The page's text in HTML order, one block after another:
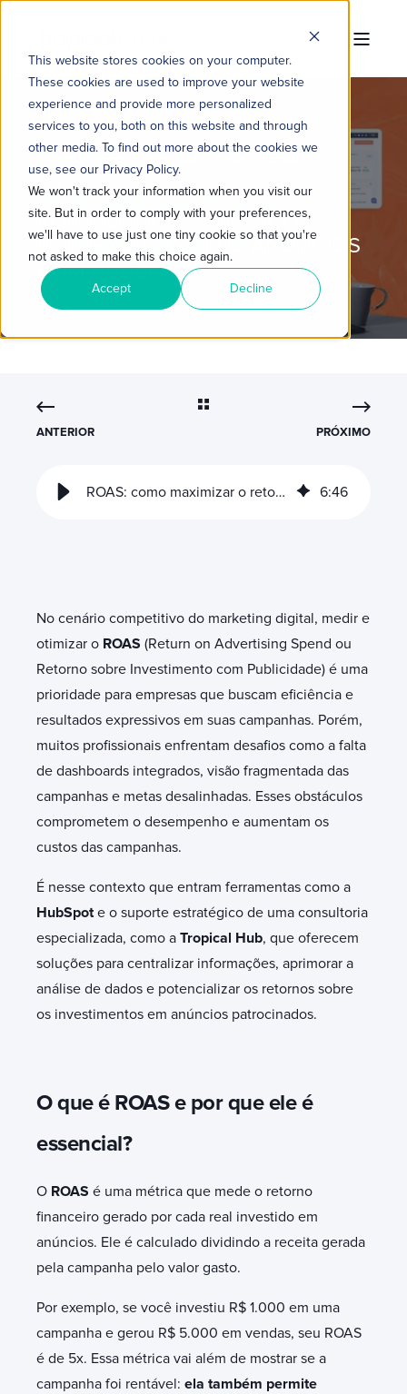
This website stores cookies on your computer.
These cookies are used to improve your website
experience and provide more personalized
services to you, both on this website and through
other media. To find out more about the cookies we
use, see our Privacy Policy.
We won't track your information when you visit our
site. But in order to comply with your preferences,
we'll have to use just one tiny cookie so that you're
not asked to make this choice again.
Accept Decline
4 MIN READ
ROAS: COMO MAXIMIZAR O
RETORNO DOS SEUS ANÚNCIOS
COM HUBSPOT
ANTERIOR PRÓXIMO
ROAS: como maximizar o retorno dos seus anúncios com HubSpot 6:46
No cenário competitivo do marketing digital, medir e
otimizar o ROAS (Return on Advertising Spend ou
Retorno sobre Investimento com Publicidade) é uma
prioridade para empresas que buscam eficiência e
resultados expressivos em suas campanhas. Porém,
muitos profissionais enfrentam desafios como a falta
de dashboards integrados, visão fragmentada das
campanhas e metas desalinhadas. Esses obstáculos
comprometem o desempenho e aumentam os
custos das campanhas.
É nesse contexto que entram ferramentas como a
HubSpote o suporte estratégico de uma consultoria
especializada, como a Tropical Hub, que oferecem
soluções para centralizar informações, aprimorar a
análise de dados e potencializar os retornos sobre
os investimentos em anúncios patrocinados.
O que é ROAS e por que ele é
essencial?
O ROAS é uma métrica que mede o retorno
financeiro gerado por cada real investido em
anúncios. Ele é calculado dividindo a receita gerada
pela campanha pelo valor gasto.
Por exemplo, se você investiu R$ 1.000 em uma
campanha e gerou R$ 5.000 em vendas, seu ROAS
é de 5x. Essa métrica vai além de mostrar se a
campanha foi rentável: ela também permite